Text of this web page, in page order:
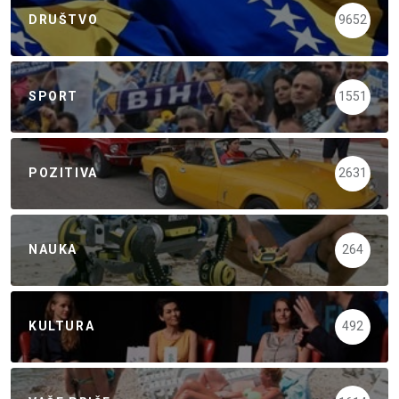
DRUŠTVO 9652
SPORT 1551
POZITIVA 2631
NAUKA 264
KULTURA 492